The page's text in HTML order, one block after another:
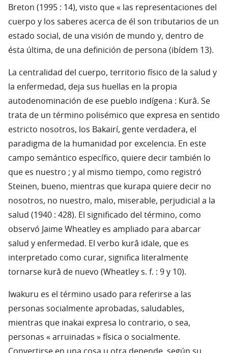
Breton (1995 : 14), visto que « las representaciones del
cuerpo y los saberes acerca de él son tributarios de un
estado social, de una visión de mundo y, dentro de
ésta última, de una definición de persona (ibídem 13).
La centralidad del cuerpo, territorio físico de la salud y
la enfermedad, deja sus huellas en la propia
autodenominación de ese pueblo indígena : Kurâ. Se
trata de un término polisémico que expresa en sentido
estricto nosotros, los Bakairí, gente verdadera, el
paradigma de la humanidad por excelencia. En este
campo semántico específico, quiere decir también lo
que es nuestro ; y al mismo tiempo, como registró
Steinen, bueno, mientras que kurapa quiere decir no
nosotros, no nuestro, malo, miserable, perjudicial a la
salud (1940 : 428). El significado del término, como
observó Jaime Wheatley es ampliado para abarcar
salud y enfermedad. El verbo kurâ idale, que es
interpretado como curar, significa literalmente
tornarse kurâ de nuevo (Wheatley s. f. : 9 y 10).
Iwakuru es el término usado para referirse a las
personas socialmente aprobadas, saludables,
mientras que inakai expresa lo contrario, o sea,
personas « arruinadas » física o socialmente.